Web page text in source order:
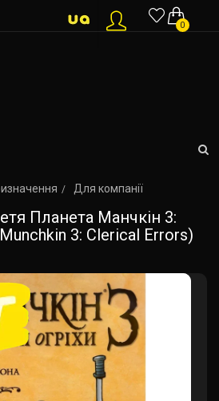
0
Для компанії
Планета Манчкін 3:
3: Clerical Errors)